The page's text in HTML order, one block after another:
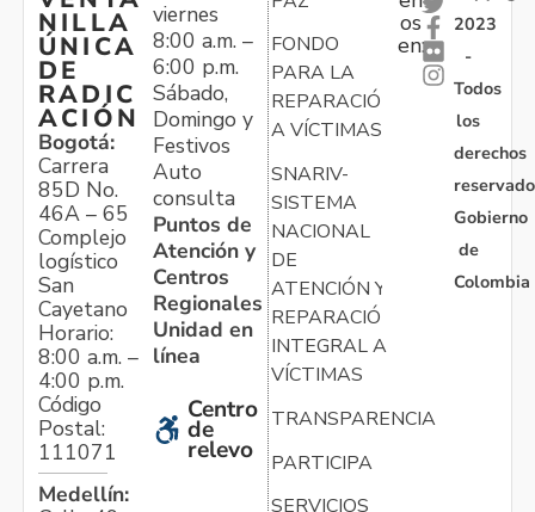
NILLA
ÚNICA
DE
RADIC
ACIÓN
Bogotá:
Carrera
85D No.
46A – 65
Complejo
logístico
San
Cayetano
Horario:
8:00 a.m. –
4:00 p.m.
Código
Postal:
111071
Medellín:
viernes
8:00 a.m. –
6:00 p.m.
Sábado,
Domingo y
Festivos
Auto
consulta
Puntos de
Atención y
Centros
Regionales
Unidad en
línea
Centro
de
relevo
FONDO
PARA LA
REPARACIÓN
A VÍCTIMAS
SNARIV-
SISTEMA
NACIONAL
DE
ATENCIÓN Y
REPARACIÓN
INTEGRAL A
VÍCTIMAS
TRANSPARENCIA
PARTICIPA
SERVICIOS
os
en:
2023
-
Todos
los
derechos
Gobierno
de
Colombia